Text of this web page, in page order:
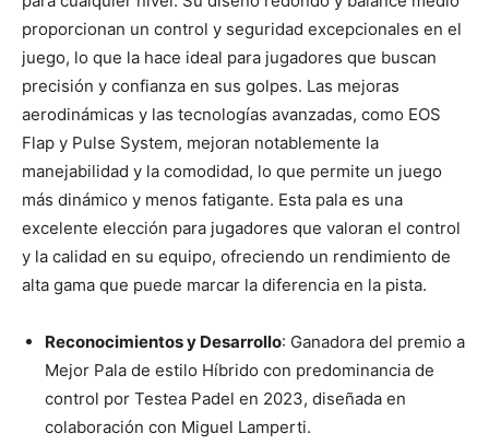
proporcionan un control y seguridad excepcionales en el
juego, lo que la hace ideal para jugadores que buscan
precisión y confianza en sus golpes. Las mejoras
aerodinámicas y las tecnologías avanzadas, como EOS
Flap y Pulse System, mejoran notablemente la
manejabilidad y la comodidad, lo que permite un juego
más dinámico y menos fatigante. Esta pala es una
excelente elección para jugadores que valoran el control
y la calidad en su equipo, ofreciendo un rendimiento de
alta gama que puede marcar la diferencia en la pista.
Reconocimientos y Desarrollo: Ganadora del premio a
Mejor Pala de estilo Híbrido con predominancia de
control por Testea Padel en 2023, diseñada en
colaboración con Miguel Lamperti.